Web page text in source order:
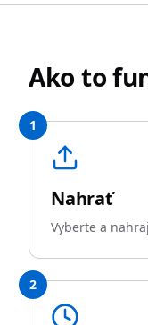
Ako to
1
Nahrať
Vyberte a
2